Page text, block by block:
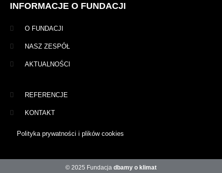
INFORMACJE O FUNDACJI
O FUNDACJI
NASZ ZESPÓŁ
AKTUALNOŚCI
REFERENCJE
KONTAKT
Polityka prywatności i plików cookies
© 2025 Fundacja dbamy o klimat